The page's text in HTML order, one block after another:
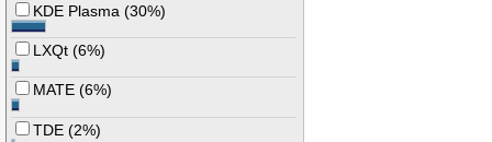
KDE Plasma (30%)
LXQt (6%)
MATE (6%)
TDE (2%)